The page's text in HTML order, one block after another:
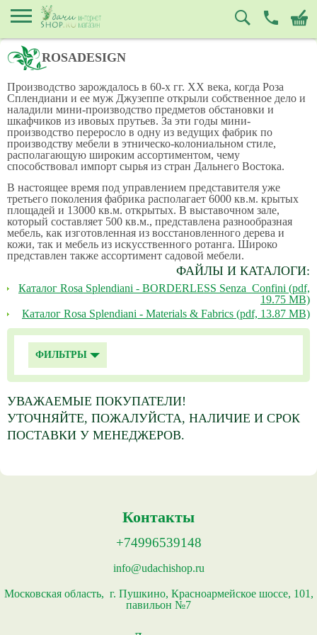
ROSADESIGN
Производство зарождалось в 60-х гг. XX века, когда Роза
Сплендиани и ее муж Джузеппе открыли собственное дело и
наладили мини-производство предметов обстановки и
шкафчиков из ивовых прутьев. За эти годы мини-
производство переросло в одну из ведущих фабрик по
производству мебели в этническо-колониальном стиле,
располагающую широким ассортиментом, чему
способствовал импорт сырья из стран Дальнего Востока.
В настоящее время под управлением представителя уже
третьего поколения фабрика располагает 6000 кв.м. крытых
площадей и 13000 кв.м. открытых. В выставочном зале,
который составляет 500 кв.м., представлена разнообразная
мебель, как изготовленная из восстановленного дерева и
кожи, так и мебель из искусственного ротанга. Широко
представлен также ассортимент садовой мебели.
ФАЙЛЫ И КАТАЛОГИ:
Каталог Rosa Splendiani - BORDERLESS Senza_Confini (pdf,
19.75 MB)
Каталог Rosa Splendiani - Materials & Fabrics (pdf, 13.87 MB)
ФИЛЬТРЫ
УВАЖАЕМЫЕ ПОКУПАТЕЛИ!
УТОЧНЯЙТЕ, ПОЖАЛУЙСТА, НАЛИЧИЕ И СРОК
ПОСТАВКИ У МЕНЕДЖЕРОВ.
Контакты
+74996539148
info@udachishop.ru
Московская область, г. Пушкино, Красноармейское шоссе, 101,
павильон №7